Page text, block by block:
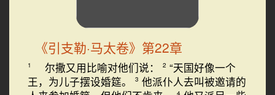
《引支勒·马太卷》第22章
1 尔撒又用比喻对他们说： 2 “天国好像一个
王，为儿子摆设婚筵。
3 他派仆人去叫被邀请的
4